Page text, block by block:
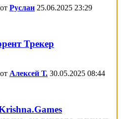
Руслан 25.06.2025 23:29
Трекер
Алексей Т. 30.05.2025 08:44